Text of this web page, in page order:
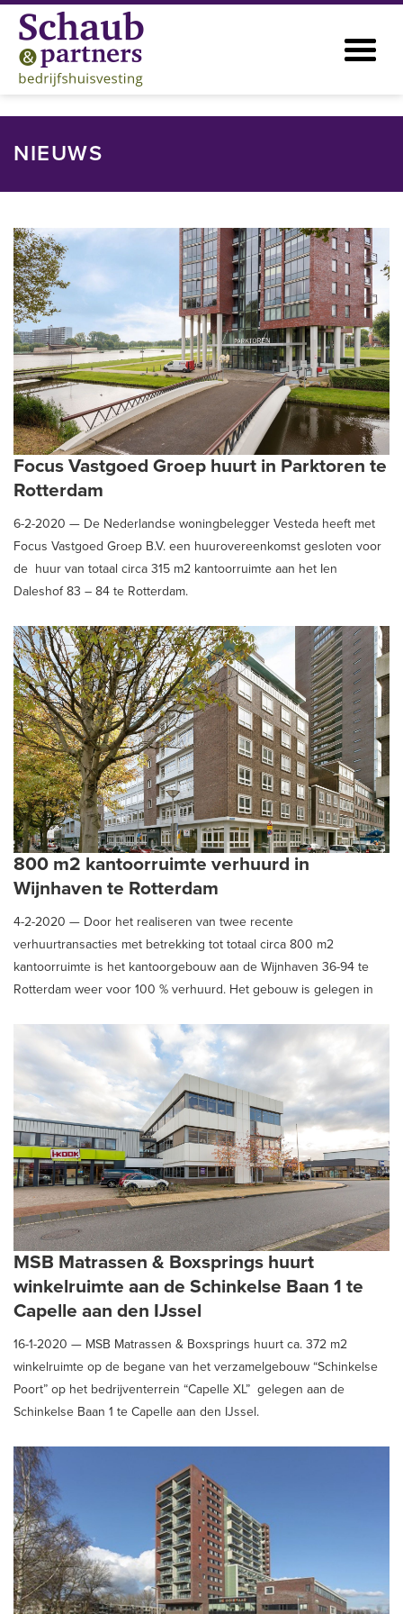
NIEUWS
Focus Vastgoed Groep huurt in Parktoren te
Rotterdam
6-2-2020 — De Nederlandse woningbelegger Vesteda heeft met
Focus Vastgoed Groep B.V. een huurovereenkomst gesloten voor
de huur van totaal circa 315 m2 kantoorruimte aan het Ien
Daleshof 83 – 84 te Rotterdam.
800 m2 kantoorruimte verhuurd in
Wijnhaven te Rotterdam
4-2-2020 — Door het realiseren van twee recente
verhuurtransacties met betrekking tot totaal circa 800 m2
kantoorruimte is het kantoorgebouw aan de Wijnhaven 36-94 te
Rotterdam weer voor 100 % verhuurd. Het gebouw is gelegen in
MSB Matrassen & Boxsprings huurt
winkelruimte aan de Schinkelse Baan 1 te
Capelle aan den IJssel
16-1-2020 — MSB Matrassen & Boxsprings huurt ca. 372 m2
winkelruimte op de begane van het verzamelgebouw “Schinkelse
Poort” op het bedrijventerrein “Capelle XL” gelegen aan de
Schinkelse Baan 1 te Capelle aan den IJssel.